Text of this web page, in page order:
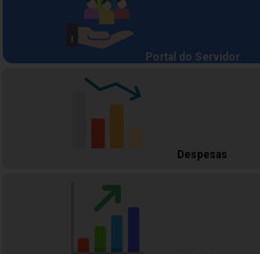
Portal do Servidor
Despesas